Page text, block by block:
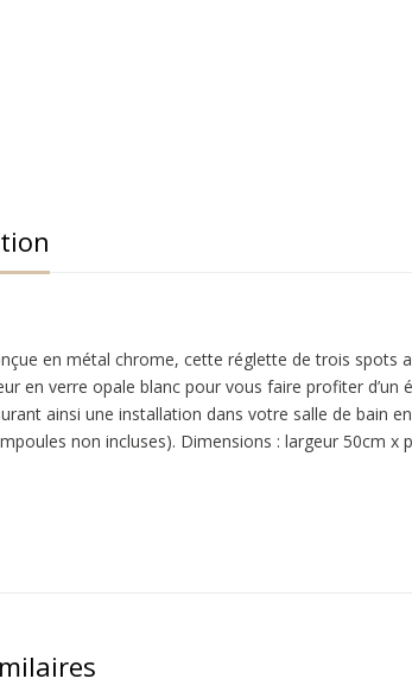
en métal chrome, cette réglette de trois spots
en verre opale blanc pour vous faire profiter d’un
ainsi une installation dans votre salle de bain
non incluses). Dimensions : largeur 50cm